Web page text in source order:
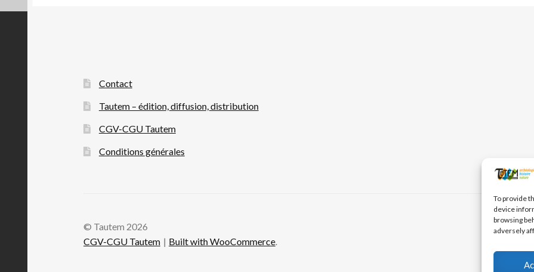
To provide
device
browsing
adversely
Contact
Tautem – édition, diffusion, distribution
CGV-CGU Tautem
Conditions générales
© Tautem 2026
CGV-CGU Tautem
Built with WooCommerce.